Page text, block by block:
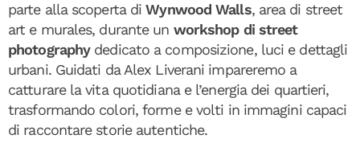
parte alla scoperta diWynwood Walls, area di street
art e murales, durante un workshop di street
photographydedicato a composizione, luci e dettagli
urbani. Guidati da Alex Liverani impareremo a
catturare la vita quotidiana e l’energia dei quartieri,
trasformando colori, forme e volti in immagini capaci
di raccontare storie autentiche.